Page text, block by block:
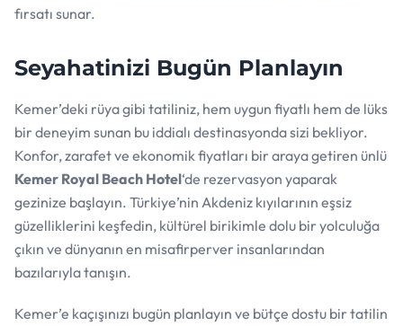
fırsatı sunar.
Seyahatinizi Bugün Planlayın
Kemer’deki rüya gibi tatiliniz, hem uygun fiyatlı hem de lüks
bir deneyim sunan bu iddialı destinasyonda sizi bekliyor.
Konfor, zarafet ve ekonomik fiyatları bir araya getiren ünlü
Kemer Royal Beach Hotel‘de rezervasyon yaparak
gezinize başlayın. Türkiye’nin Akdeniz kıyılarının eşsiz
güzelliklerini keşfedin, kültürel birikimle dolu bir yolculuğa
çıkın ve dünyanın en misafirperver insanlarından
bazılarıyla tanışın.
Kemer’e kaçışınızı bugün planlayın ve bütçe dostu bir tatilin